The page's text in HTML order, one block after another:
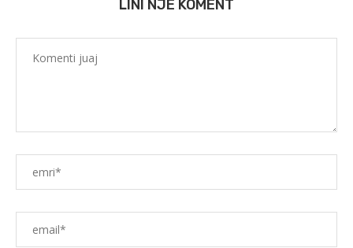
LINI NJË KOMENT